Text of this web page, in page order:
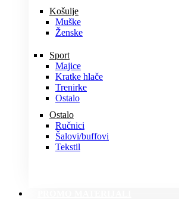
Košulje
Muške
Ženske
Sport
Majice
Kratke hlače
Trenirke
Ostalo
Ostalo
Ručnici
Šalovi/buffovi
Tekstil